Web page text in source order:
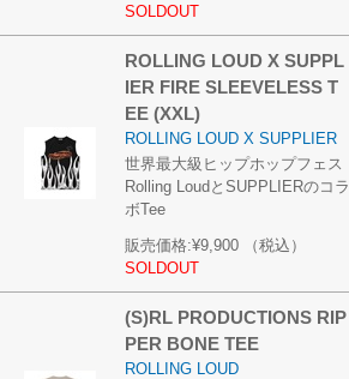
SOLDOUT
ROLLING LOUD X SUPPL
IER FIRE SLEEVELESS T
EE (XXL)
ROLLING LOUD X SUPPLIER
世界最大級ヒップホップフェス
Rolling LoudとSUPPLIERのコラ
ボTee
販売価格:¥9,900
（税込）
SOLDOUT
(S)RL PRODUCTIONS RIP
PER BONE TEE
ROLLING LOUD